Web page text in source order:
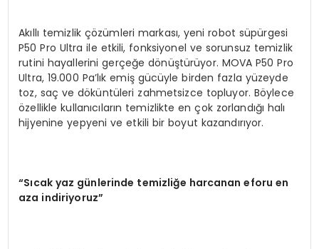
Akıllı temizlik çözümleri markası, yeni robot süpürgesi
P50 Pro Ultra ile etkili, fonksiyonel ve sorunsuz temizlik
rutini hayallerini gerçeğe dönüştürüyor. MOVA P50 Pro
Ultra, 19.000 Pa’lık emiş gücüyle birden fazla yüzeyde
toz, saç ve döküntüleri zahmetsizce topluyor. Böylece
özellikle kullanıcıların temizlikte en çok zorlandığı halı
hijyenine yepyeni ve etkili bir boyut kazandırıyor.
“Sıcak yaz günlerinde temizliğe harcanan eforu en
aza indiriyoruz”